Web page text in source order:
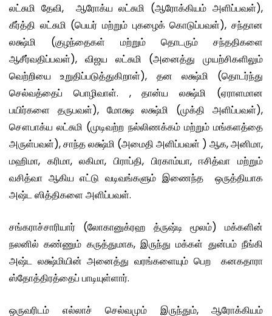
லட்சுமி தேவி, ஆரோக்ய லட்சுமி (ஆரோக்கியம் அளிப்பவள்),
கீர்த்தி லட்சுமி (பெயர் மற்றும் புகழைக் கொடுப்பவள்), சந்தான
லக்ஷ்மி (குழந்தைகள் மற்றும் தொடரும் சந்ததிகளை
ஆசீர்வதிப்பவள்), விஜய லட்சுமி (அனைத்து முயற்சிகளிலும்
வெற்றியை உறுதிப்படுத்துகிறாள்), தன லக்ஷ்மி (தொடர்ந்து
செல்வத்தைப் பொழிவாள். , தான்ய லக்ஷ்மி (ஏராளமான
பயிர்களை தருபவள்), மோக்ஷ லக்ஷ்மி (முக்தி அளிப்பவள்),
சௌபாக்ய லட்சுமி (முடிவற்ற நல்லிணக்கம் மற்றும் மங்களத்தை
அருள்பவள்), சாந்த லக்ஷ்மி (அமைதி அளிப்பவள் ) ஆக, அனிமா,
மஹிமா, கரிமா, லகிமா, பிராப்தி, பிரகாம்யா, ஈசித்வா மற்றும்
வசித்வா ஆகிய எட்டு வடிவங்களும் இணைந்த ஒருத்தியாக
அஷ்ட ஸித்திகளை அளிப்பவள்.
சங்கராச்சாரியார் (லோகானுக்ரஹ த்ருஷ்டி மூலம்) மக்களின்
நலனில் கண்ணும் கருத்துமாக, இருந்து மக்கள் துன்பம் நீங்கி
அஷ்ட லக்ஷ்மியின் அனைத்து வரங்களையும் பெற கனகதாரா
ஸ்தோத்திரத்தைப் பாடியுள்ளார்.
ஒருவரிடம் எல்லாச் செல்வமும் இருந்தும், ஆரோக்கியம்